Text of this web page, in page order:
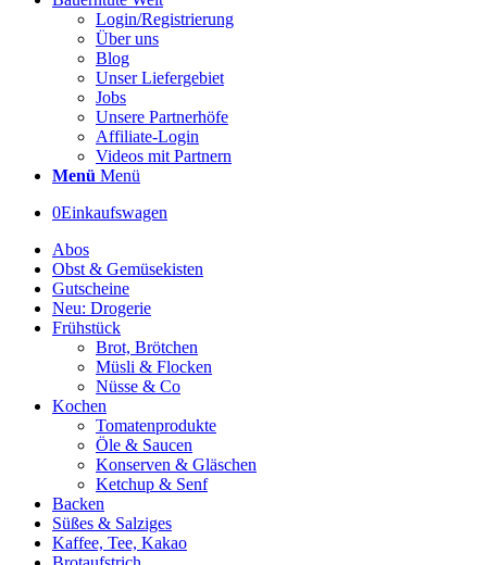
Login/Registrierung
Über uns
Blog
Unser Liefergebiet
Jobs
Unsere Partnerhöfe
Affiliate-Login
Videos mit Partnern
Menü Menü
0Einkaufswagen
Abos
Obst & Gemüsekisten
Gutscheine
Neu: Drogerie
Frühstück
Brot, Brötchen
Müsli & Flocken
Nüsse & Co
Kochen
Tomatenprodukte
Öle & Saucen
Konserven & Gläschen
Ketchup & Senf
Backen
Süßes & Salziges
Kaffee, Tee, Kakao